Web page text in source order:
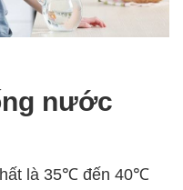
nước
là 35℃ đến 40℃